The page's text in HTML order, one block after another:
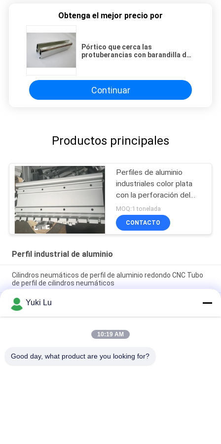
Obtenga el mejor precio por
Pórtico que cerca las
protuberancias con barandilla de
Continuar
Productos principales
Perfiles de aluminio
industriales color plata
con la perforación del
CNC
MOQ:1 tonelada
CONTACTO
Perfil industrial de aluminio
Cilindros neumáticos de perfil de aluminio redondo CNC Tubo
de perfil de cilindros neumáticos
El cuadrado forma los perfiles de aluminio de alta calidad de la
protuberancia para las puertas/Windows
Torneado de aluminio negro del CNC y el trabajar a máquina de
aluminio de encargo del CNC del tubo de las piezas de metal
Yuki Lu
10:19 AM
Good day, what product are you looking for?